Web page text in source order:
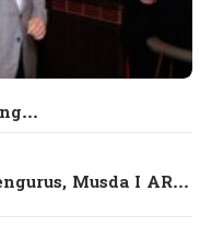
Musda I AR…